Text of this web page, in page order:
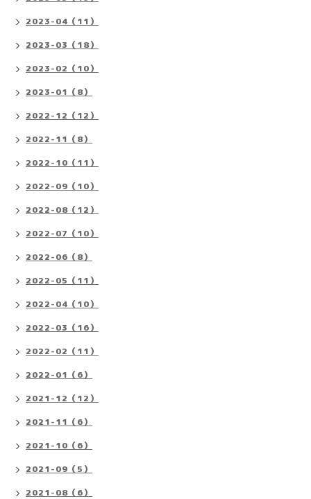
2023-04（11）
2023-03（18）
2023-02（10）
2023-01（8）
2022-12（12）
2022-11（8）
2022-10（11）
2022-09（10）
2022-08（12）
2022-07（10）
2022-06（8）
2022-05（11）
2022-04（10）
2022-03（16）
2022-02（11）
2022-01（6）
2021-12（12）
2021-11（6）
2021-10（6）
2021-09（5）
2021-08（6）